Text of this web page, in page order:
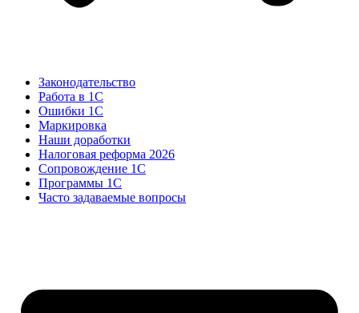
Законодательство
Работа в 1С
Ошибки 1С
Маркировка
Наши доработки
Налоговая реформа 2026
Сопровождение 1С
Программы 1С
Часто задаваемые вопросы